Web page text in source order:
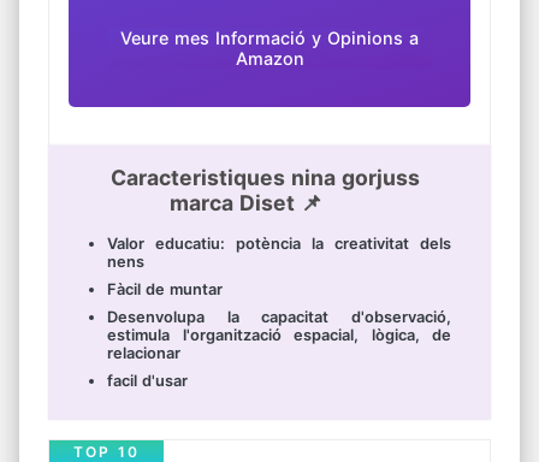
Veure mes Informació y Opinions a
Amazon
Caracteristiques nina gorjuss
marca Diset 📌
Valor educatiu: potència la creativitat dels
nens
Fàcil de muntar
Desenvolupa la capacitat d'observació,
estimula l'organització espacial, lògica, de
relacionar
facil d'usar
TOP 10